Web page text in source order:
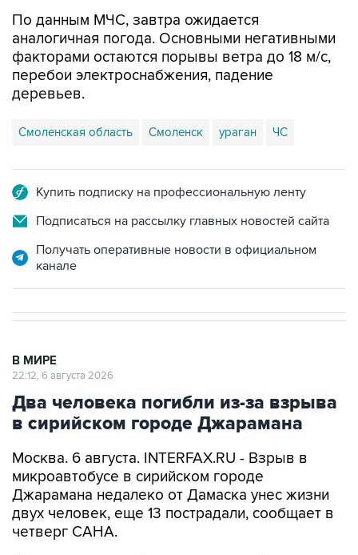
По данным МЧС, завтра ожидается
аналогичная погода. Основными негативными
факторами остаются порывы ветра до 18 м/с,
перебои электроснабжения, падение
деревьев.
Смоленская область Смоленск ураган ЧС
Купить подписку на профессиональную ленту
Подписаться на рассылку главных новостей сайта
Получать оперативные новости в официальном
канале
В МИРЕ
22:12, 6 августа 2026
Два человека погибли из-за взрыва
в сирийском городе Джарамана
Москва. 6 августа. INTERFAX.RU - Взрыв в
микроавтобусе в сирийском городе
Джарамана недалеко от Дамаска унес жизни
двух человек, еще 13 пострадали, сообщает в
четверг САНА.